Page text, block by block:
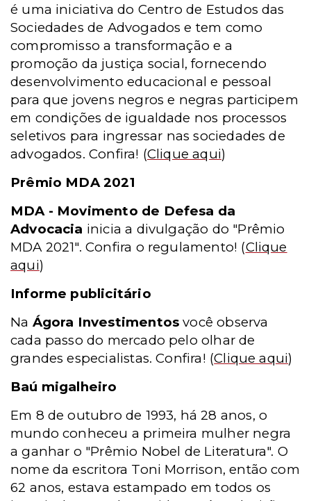
é uma iniciativa do Centro de Estudos das
Sociedades de Advogados e tem como
compromisso a transformação e a
promoção da justiça social, fornecendo
desenvolvimento educacional e pessoal
para que jovens negros e negras participem
em condições de igualdade nos processos
seletivos para ingressar nas sociedades de
advogados. Confira! (Clique aqui)
Prêmio MDA 2021
MDA - Movimento de Defesa da
Advocacia inicia a divulgação do "Prêmio
MDA 2021". Confira o regulamento! (Clique
aqui)
Informe publicitário
Na Ágora Investimentos você observa
cada passo do mercado pelo olhar de
grandes especialistas. Confira! (Clique aqui)
Baú migalheiro
Em 8 de outubro de 1993, há 28 anos, o
mundo conheceu a primeira mulher negra
a ganhar o "Prêmio Nobel de Literatura". O
nome da escritora Toni Morrison, então com
62 anos, estava estampado em todos os